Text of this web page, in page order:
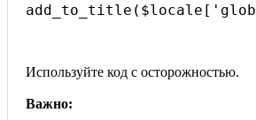
Используйте код с осторожностью.
Важно: